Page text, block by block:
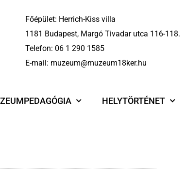
Főépület: Herrich-Kiss villa
1181 Budapest, Margó Tivadar utca 116-118.
Telefon: 06 1 290 1585
E-mail: muzeum@muzeum18ker.hu
HELYTÖRTÉNET